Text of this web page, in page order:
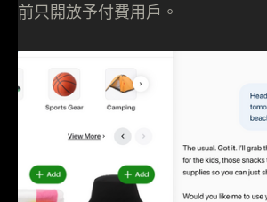
前只開放予付費用戶。